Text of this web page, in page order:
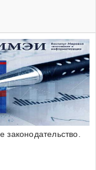
законодательство.